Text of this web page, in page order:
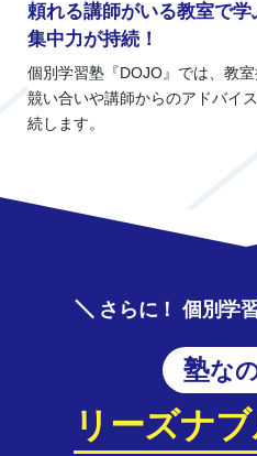
頼れる講師がいる教室で学
集中力が持続！
個別学習塾『DOJO』では、教
競い合いや講師からのアドバイ
続します。
さらに！ 個別学
塾な
リーズナ